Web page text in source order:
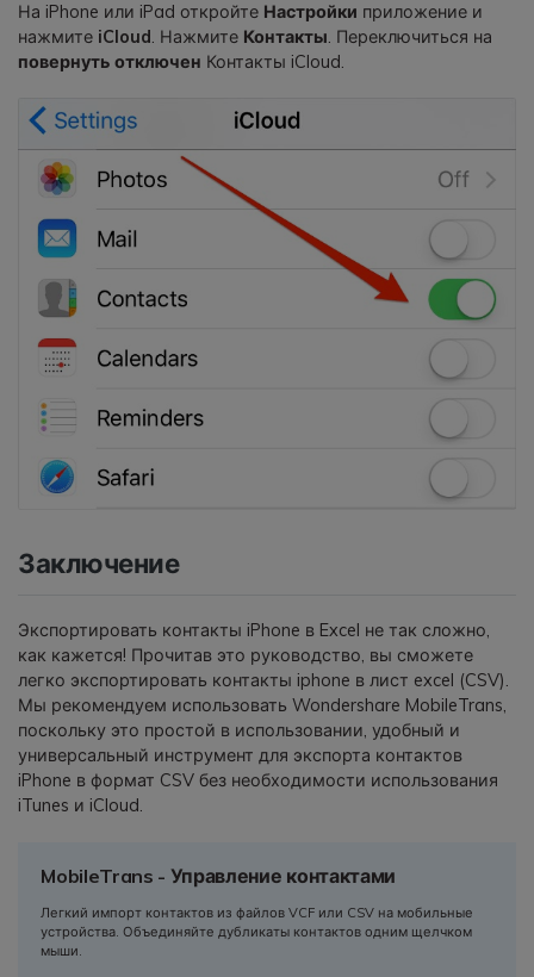
На iPhone или iPad откройте Настройки приложение и
нажмите iCloud. Нажмите Контакты. Переключиться на
повернуть отключен Контакты iCloud.
Заключение
Экспортировать контакты iPhone в Excel не так сложно,
как кажется! Прочитав это руководство, вы сможете
легко экспортировать контакты iphone в лист excel (CSV).
Мы рекомендуем использовать Wondershare MobileTrans,
поскольку это простой в использовании, удобный и
универсальный инструмент для экспорта контактов
iPhone в формат CSV без необходимости использования
iTunes и iCloud.
MobileTrans - Управление контактами
Легкий импорт контактов из файлов VCF или CSV на мобильные
устройства. Объединяйте дубликаты контактов одним щелчком
мыши.